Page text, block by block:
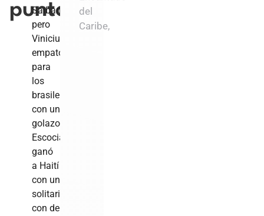
puntos
Saibari,
pero
Vinicius
empató
para
los
brasileños
con un
golazo.
Escocia
ganó
a Haití
con un
solitario
con de
del
Caribe,